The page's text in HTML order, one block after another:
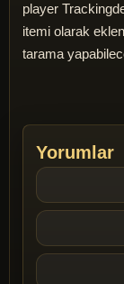
player
itemi olarak
tarama
Yorumlar